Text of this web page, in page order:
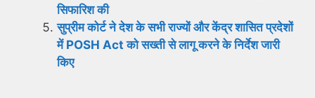
सिफारिश की
सुप्रीम कोर्ट ने देश के सभी राज्यों और केंद्र शासित प्रदेशों
में POSH Act को सख्ती से लागू करने के निर्देश जारी
किए